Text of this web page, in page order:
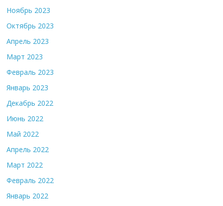
Ноябрь 2023
Октябрь 2023
Апрель 2023
Март 2023
Февраль 2023
Январь 2023
Декабрь 2022
Июнь 2022
Май 2022
Апрель 2022
Март 2022
Февраль 2022
Январь 2022